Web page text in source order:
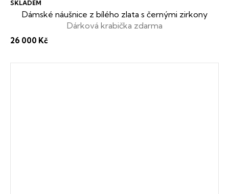
Dámské náušnice z bílého zlata s černými zirkony
Dárková krabička zdarma
SKLADEM
26 000 Kč